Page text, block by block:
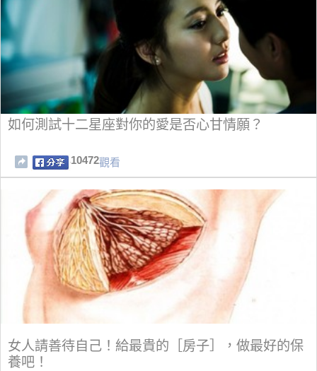
如何測試十二星座對你的愛是否心甘情願？
10472觀看
女人請善待自己！給最貴的［房子］，做最好的保
養吧！